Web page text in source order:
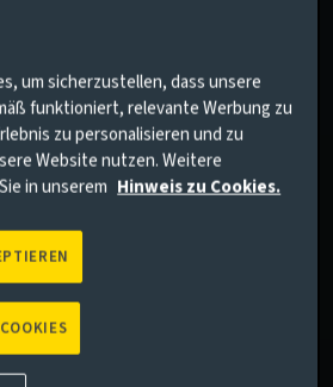
um sicherzustellen, dass unsere
funktioniert, relevante Werbung zu
zu personalisieren und zu
Website nutzen. Weitere
in unserem Hinweis zu Cookies.